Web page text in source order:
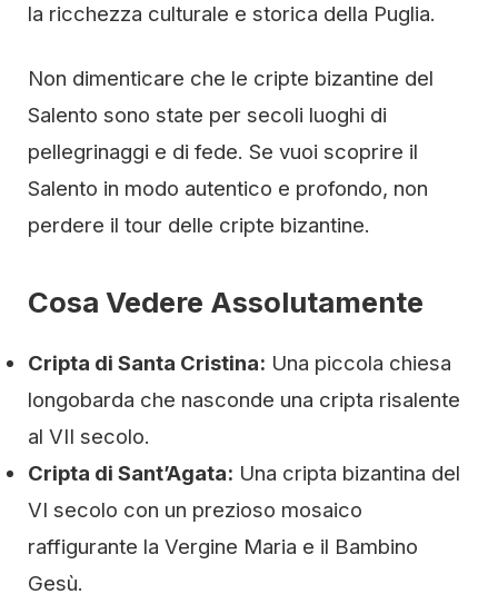
la ricchezza culturale e storica della Puglia.
Non dimenticare che le cripte bizantine del
Salento sono state per secoli luoghi di
pellegrinaggi e di fede. Se vuoi scoprire il
Salento in modo autentico e profondo, non
perdere il tour delle cripte bizantine.
Cosa Vedere Assolutamente
Cripta di Santa Cristina: Una piccola chiesa
longobarda che nasconde una cripta risalente
al VII secolo.
Cripta di Sant’Agata: Una cripta bizantina del
VI secolo con un prezioso mosaico
raffigurante la Vergine Maria e il Bambino
Gesù.